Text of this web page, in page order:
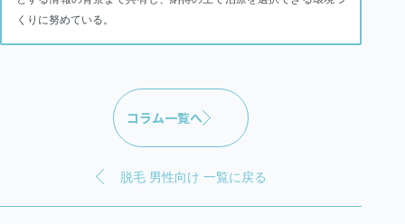
くりに努めている。
コラム一覧へ
脱毛 男性向け 一覧に戻る